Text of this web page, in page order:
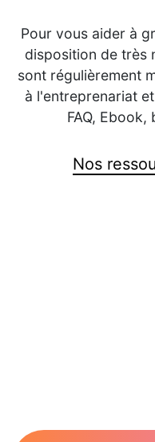
Pour vous aider à
disposition de très
sont régulièrement
à l'entreprenariat
FAQ,
Nos